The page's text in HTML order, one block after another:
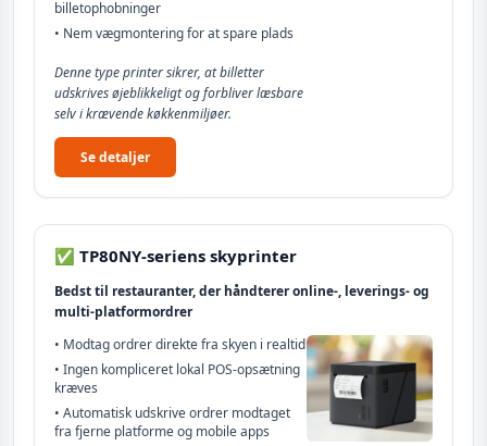
billetophobninger
• Nem vægmontering for at spare plads
Denne type printer sikrer, at billetter
udskrives øjeblikkeligt og forbliver læsbare
selv i krævende køkkenmiljøer.
Se detaljer
✅ TP80NY-seriens skyprinter
Bedst til restauranter, der håndterer online-, leverings- og
multi-platformordrer
• Modtag ordrer direkte fra skyen i realtid
• Ingen kompliceret lokal POS-opsætning
kræves
• Automatisk udskrive ordrer modtaget
fra fjerne platforme og mobile apps